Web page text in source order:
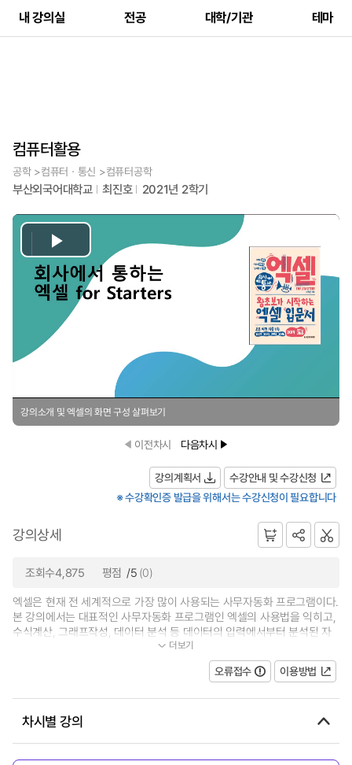
내 강의실 전공 대학/기관 테마
컴퓨터활용
공학 >컴퓨터ㆍ통신 >컴퓨터공학
부산외국어대학교 최진호 2021년 2학기
Play
Video
강의소개 및 엑셀의 화면 구성 살펴보기
이전차시 다음차시
강의계획서
수강안내 및 수강신청
※ 수강확인증 발급을 위해서는 수강신청이 필요합니다
강의상세
조회수4,875 평점 /5 (0)
엑셀은 현재 전 세계적으로 가장 많이 사용되는 사무자동화 프로그램이다.
본 강의에서는 대표적인 사무자동화 프로그램인 엑셀의 사용법을 익히고,
수식계산, 그래프작성, 데이터 분석 등 데이터의 입력에서부터 분석된 자
료의 시각적 표현까지 엑셀을 활... 더보기
오류접수 이용방법
차시별 강의